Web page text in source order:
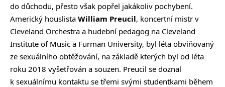
do důchodu, přesto však popřel jakákoliv pochybení.
Americký houslista William Preucil, koncertní mistr v
Cleveland Orchestra a hudební pedagog na Cleveland
Institute of Music a Furman University, byl léta obviňovaný
ze sexuálního obtěžování, na základě kterých byl od léta
roku 2018 vyšetřován a souzen. Preucil se doznal
k sexuálnímu kontaktu se třemi svými studentkami během